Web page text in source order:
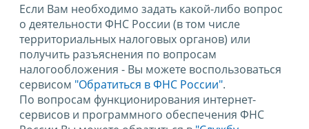
Если Вам необходимо задать какой-либо вопрос
о деятельности ФНС России (в том числе
территориальных налоговых органов) или
получить разъяснения по вопросам
налогообложения - Вы можете воспользоваться
сервисом "Обратиться в ФНС России".
По вопросам функционирования интернет-
сервисов и программного обеспечения ФНС